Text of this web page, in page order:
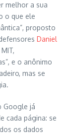
melhor a sua
o que ele
proposto
Daniel
e o anônimo
mas se
Google já
cada página: se
os dados